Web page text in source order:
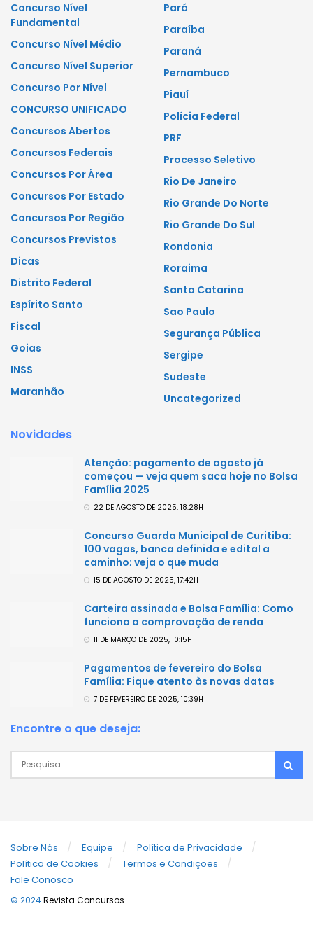
Concurso Nível
Fundamental
Concurso Nível Médio
Concurso Nível Superior
Concurso Por Nível
CONCURSO UNIFICADO
Concursos Abertos
Concursos Federais
Concursos Por Área
Concursos Por Estado
Concursos Por Região
Concursos Previstos
Dicas
Distrito Federal
Espírito Santo
Fiscal
Goias
INSS
Maranhão
Pará
Paraíba
Paraná
Pernambuco
Piauí
Polícia Federal
PRF
Processo Seletivo
Rio De Janeiro
Rio Grande Do Norte
Rio Grande Do Sul
Rondonia
Roraima
Santa Catarina
Sao Paulo
Segurança Pública
Sergipe
Sudeste
Uncategorized
Novidades
Atenção: pagamento de agosto já
começou — veja quem saca hoje no Bolsa
Família 2025
22 DE AGOSTO DE 2025, 18:28H
Concurso Guarda Municipal de Curitiba:
100 vagas, banca definida e edital a
caminho; veja o que muda
15 DE AGOSTO DE 2025, 17:42H
Carteira assinada e Bolsa Família: Como
funciona a comprovação de renda
11 DE MARÇO DE 2025, 10:15H
Pagamentos de fevereiro do Bolsa
Família: Fique atento às novas datas
7 DE FEVEREIRO DE 2025, 10:39H
Encontre o que deseja:
Sobre Nós Equipe
Política de Privacidade
Política de Cookies
Termos e Condições
Fale Conosco
© 2024Revista Concursos